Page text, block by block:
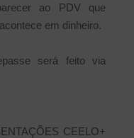
ao PDV que
em dinheiro.
será feito via
CEELO+